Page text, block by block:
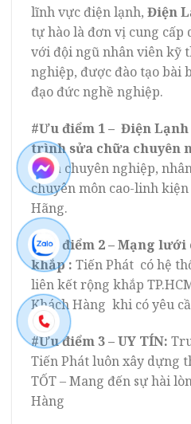
lĩnh vực điện lạnh, Điện
tự hào là đơn vị cung cấp
với đội ngũ nhân viên kỹ
nghiệp, được đào tạo bài
đạo đức nghề nghiệp.
#Ưu điểm 1 – Điện
trình sửa chữa chuyên
chữa chuyên nghiệp,
chuyên môn cao-linh
Hãng.
#Ưu điểm 2 – Mạng
khắp : Tiến Phát có hệ
liên kết rộng khắp
Khách Hàng khi có yêu
#Ưu điểm 3 – UY TÍN:
Tiến Phát luôn xây dựng
TỐT – Mang đến sự hài
Hàng